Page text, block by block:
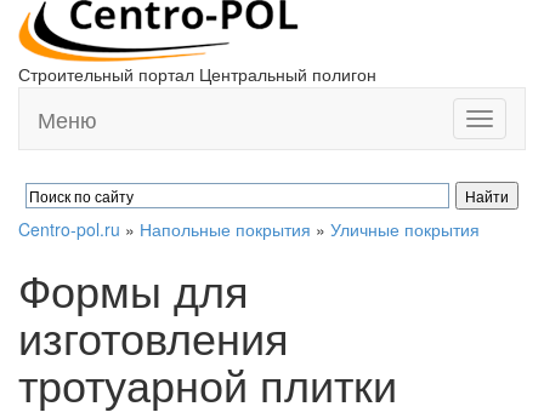
Строительный портал Центральный полигон
Toggle
Меню
Centro-pol.ru » Напольные покрытия » Уличные покрытия
Формы для
изготовления
тротуарной плитки